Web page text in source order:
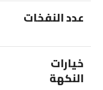
عدد النفخات
خيارات
النكهة